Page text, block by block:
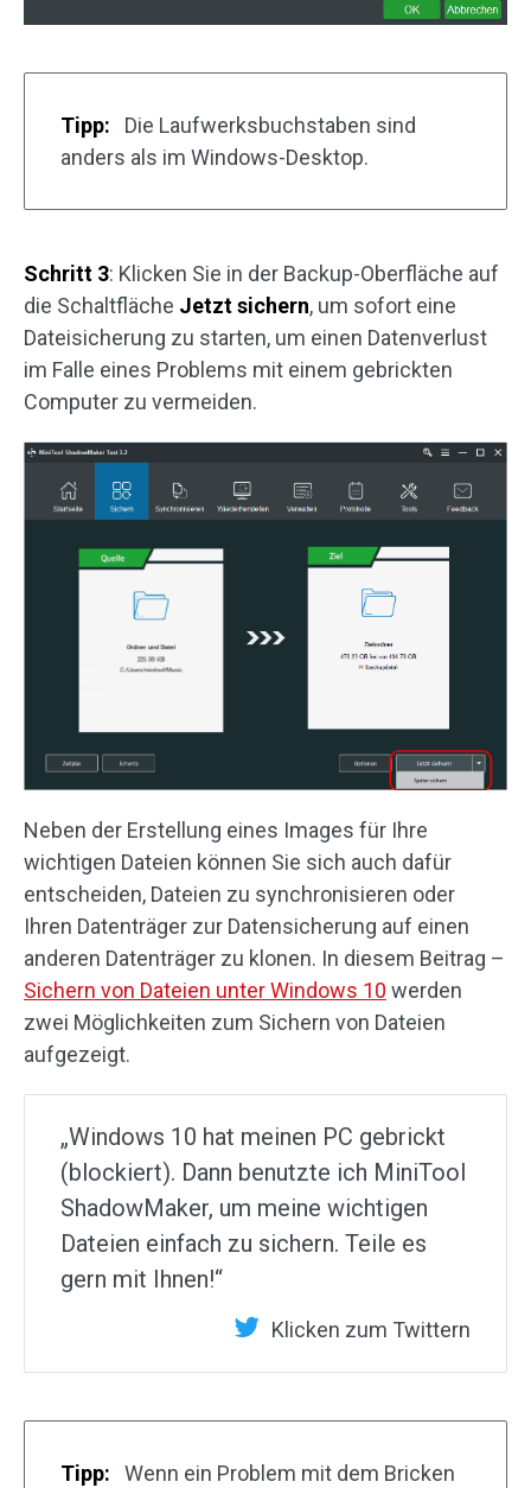
Tipp:
Die Laufwerksbuchstaben sind
anders als im Windows-Desktop.
Schritt 3: Klicken Sie in der Backup-Oberfläche auf
die Schaltfläche Jetzt sichern, um sofort eine
Dateisicherung zu starten, um einen Datenverlust
im Falle eines Problems mit einem gebrickten
Computer zu vermeiden.
Neben der Erstellung eines Images für Ihre
wichtigen Dateien können Sie sich auch dafür
entscheiden, Dateien zu synchronisieren oder
Ihren Datenträger zur Datensicherung auf einen
anderen Datenträger zu klonen. In diesem Beitrag –
Sichern von Dateien unter Windows 10 werden
zwei Möglichkeiten zum Sichern von Dateien
aufgezeigt.
„Windows 10 hat meinen PC gebrickt
(blockiert). Dann benutzte ich MiniTool
ShadowMaker, um meine wichtigen
Dateien einfach zu sichern. Teile es
gern mit Ihnen!“
Klicken zum Twittern
Tipp:
Wenn ein Problem mit dem Bricken